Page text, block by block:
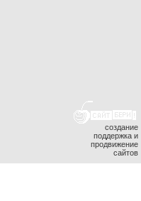
создание
поддержка и
продвижение
сайтов